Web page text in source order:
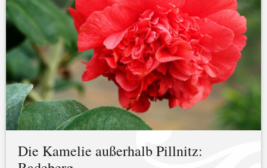
Die Kamelie außerhalb Pillnitz: